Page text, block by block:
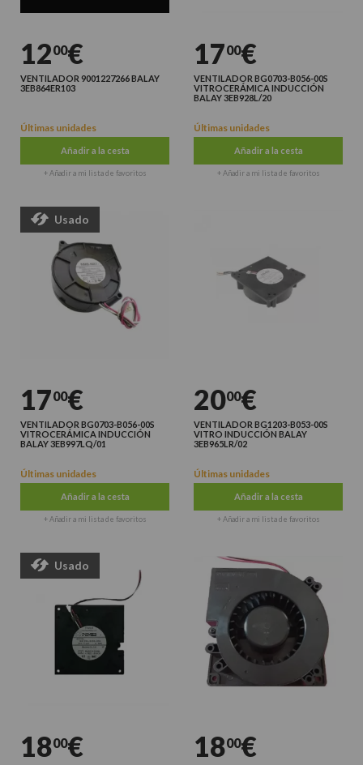
1200€
VENTILADOR 9001227266 BALAY
3EB864ER103
Últimas unidades
Añadir a la cesta
+ Añadir a mi lista de favoritos
1700€
VENTILADOR BG0703-B056-00S
VITROCERÁMICA INDUCCIÓN
BALAY 3EB928L/20
Últimas unidades
Añadir a la cesta
+ Añadir a mi lista de favoritos
Usado
1700€
VENTILADOR BG0703-B056-00S
VITROCERÁMICA INDUCCIÓN
BALAY 3EB997LQ/01
Últimas unidades
Añadir a la cesta
+ Añadir a mi lista de favoritos
2000€
VENTILADOR BG1203-B053-00S
VITRO INDUCCIÓN BALAY
3EB965LR/02
Últimas unidades
Añadir a la cesta
+ Añadir a mi lista de favoritos
Usado
1800€ 1800€